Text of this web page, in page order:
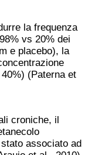
la frequenza
vs 20% dei
e placebo), la
(Paterna et
croniche, il
associato ad